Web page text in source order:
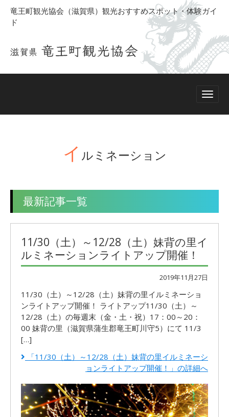
竜王町観光協会（滋賀県）観光おすすめスポット・体験ガイ
ド
イ ルミネーション
最新記事一覧
11/30（土）～12/28（土）妹背の里イ
ルミネーションライトアップ開催！
2019年11月27日
11/30（土）～12/28（土）妹背の里イルミネーショ
ンライトアップ開催！ ライトアップ11/30（土）～
12/28（土）の毎週末（金・土・祝）17：00～20：
00 妹背の里（滋賀県蒲生郡竜王町川守5）にて 11/3
[…]
「11/30（土）～12/28（土）妹背の里イルミネーシ
ョンライトアップ開催！」の詳細へ